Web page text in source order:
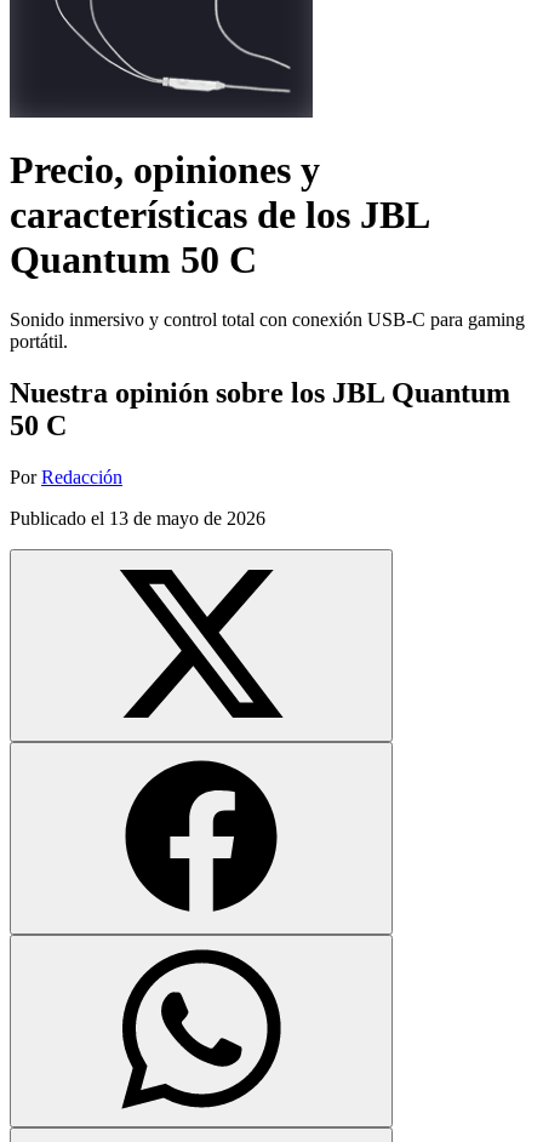
Precio, opiniones y
características de los JBL
Quantum 50 C
Sonido inmersivo y control total con conexión USB-C para gaming
portátil.
Nuestra opinión sobre los JBL Quantum
50 C
Por Redacción
Publicado el 13 de mayo de 2026